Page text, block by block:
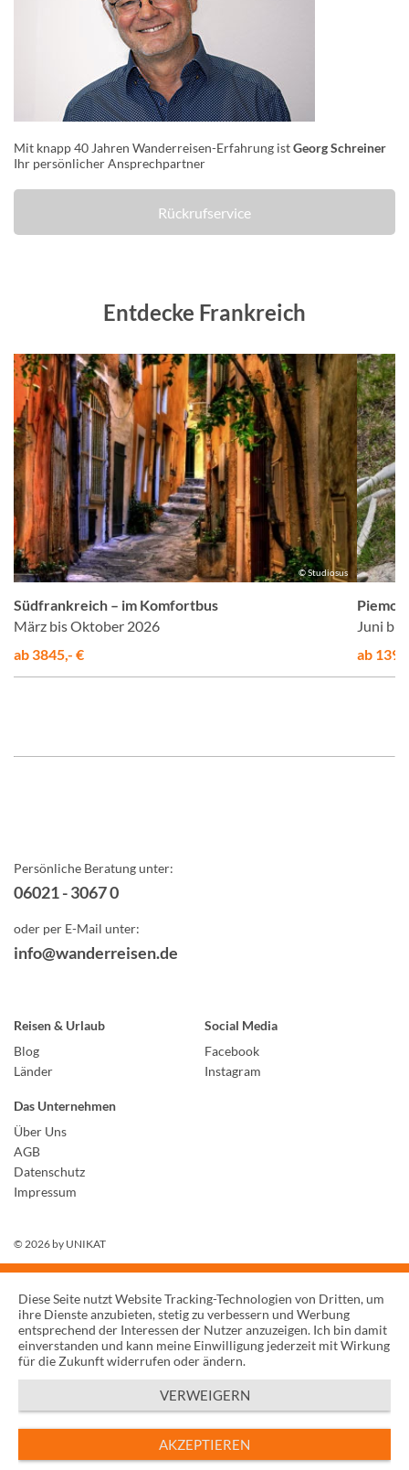
Mit knapp 40 Jahren Wanderreisen-Erfahrung istGeorg Schreiner
Ihr persönlicher Ansprechpartner
Rückrufservice
Entdecke Frankreich
© Studiosus
Südfrankreich – im Komfortbus
März bis Oktober 2026
ab 3845,- €
Juni
ab
Persönliche Beratung unter:
06021 - 3067 0
oder per E-Mail unter:
info@wanderreisen.de
Reisen & Urlaub
Blog
Länder
Social Media
Facebook
Instagram
Das Unternehmen
Über Uns
AGB
Datenschutz
Impressum
© 2026 by UNIKAT
Diese Seite nutzt Website Tracking-Technologien von Dritten, um
ihre Dienste anzubieten, stetig zu verbessern und Werbung
entsprechend der Interessen der Nutzer anzuzeigen. Ich bin damit
einverstanden und kann meine Einwilligung jederzeit mit Wirkung
für die Zukunft widerrufen oder ändern.
VERWEIGERN
AKZEPTIEREN